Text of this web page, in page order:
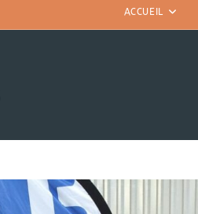
ACCUEIL